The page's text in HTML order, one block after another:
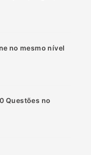
no mesmo nível
Questões no